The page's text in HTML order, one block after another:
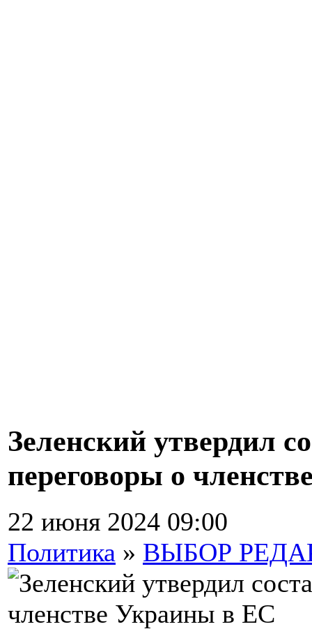
Зеленский утвердил
переговоры о
22 июня 2024 09:00
Политика » ВЫБОР